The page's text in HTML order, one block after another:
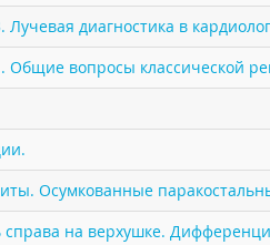
Лучевая диагностика в
Общие вопросы классической
Осумкованные
на верхушке.